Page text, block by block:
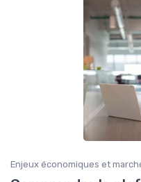
Enjeux économiques et